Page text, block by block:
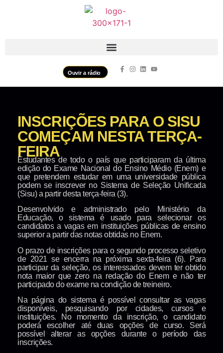
Ouvir a rádio
INSCRIÇÕES PARA O SISU
COMEÇAM NESTA TERÇA-
FEIRA
Estudantes de todo o país que participaram da última
edição do Exame Nacional do Ensino Médio (Enem) e
que pretendem estudar em uma universidade pública
podem se inscrever no Sistema de Seleção Unificada
(Sisu) a partir desta terça-feira (3).
Desenvolvido e administrado pelo Ministério da
Educação, o sistema é usado para selecionar os
candidatos a vagas em instituições públicas de ensino
superior a partir das notas obtidas no Enem.
O prazo de inscrições para o segundo processo seletivo
de 2021 se encerra na próxima sexta-feira (6). Para
participar da seleção, os interessados devem ter obtido
nota maior que zero na redação do Enem e não ter
participado do exame na condição de treineiro.
Na página do sistema é possível consultar as vagas
disponíveis, pesquisando por cidades, cursos e
instituições. No momento da inscrição, o candidato
poderá escolher até duas opções de curso. Será
possível alterar as opções durante o período das
inscrições.